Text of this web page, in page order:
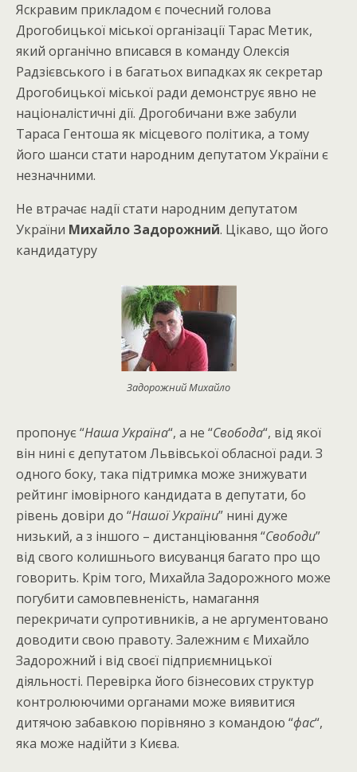
Яскравим прикладом є почесний голова
Дрогобицької міської організації Тарас Метик,
який органічно вписався в команду Олексія
Радзієвського і в багатьох випадках як секретар
Дрогобицької міської ради демонструє явно не
націоналістичні дії. Дрогобичани вже забули
Тараса Гентоша як місцевого політика, а тому
його шанси стати народним депутатом України є
незначними.
Не втрачає надії стати народним депутатом
України Михайло Задорожний. Цікаво, що його
кандидатуру
Задорожний Михайло
пропонує “Наша Україна“, а не “Свобода“, від якої
він нині є депутатом Львівської обласної ради. З
одного боку, така підтримка може знижувати
рейтинг імовірного кандидата в депутати, бо
рівень довіри до “Нашої України” нині дуже
низький, а з іншого – дистанціювання “Свободи”
від свого колишнього висуванця багато про що
говорить. Крім того, Михайла Задорожного може
погубити самовпевненість, намагання
перекричати супротивників, а не аргументовано
доводити свою правоту. Залежним є Михайло
Задорожний і від своєї підприємницької
діяльності. Перевірка його бізнесових структур
контролюючими органами може виявитися
дитячою забавкою порівняно з командою “фас“,
яка може надійти з Києва.